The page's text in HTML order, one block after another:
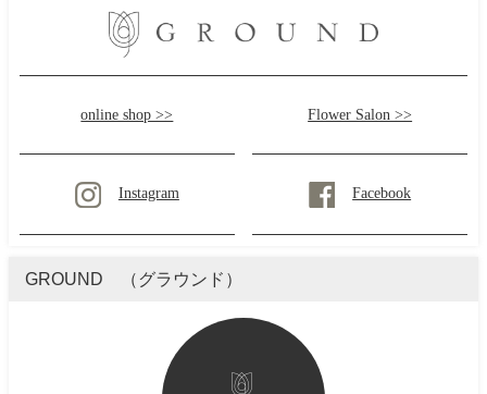
online shop >> Flower Salon >>
Instagram Facebook
GROUND （グラウンド）